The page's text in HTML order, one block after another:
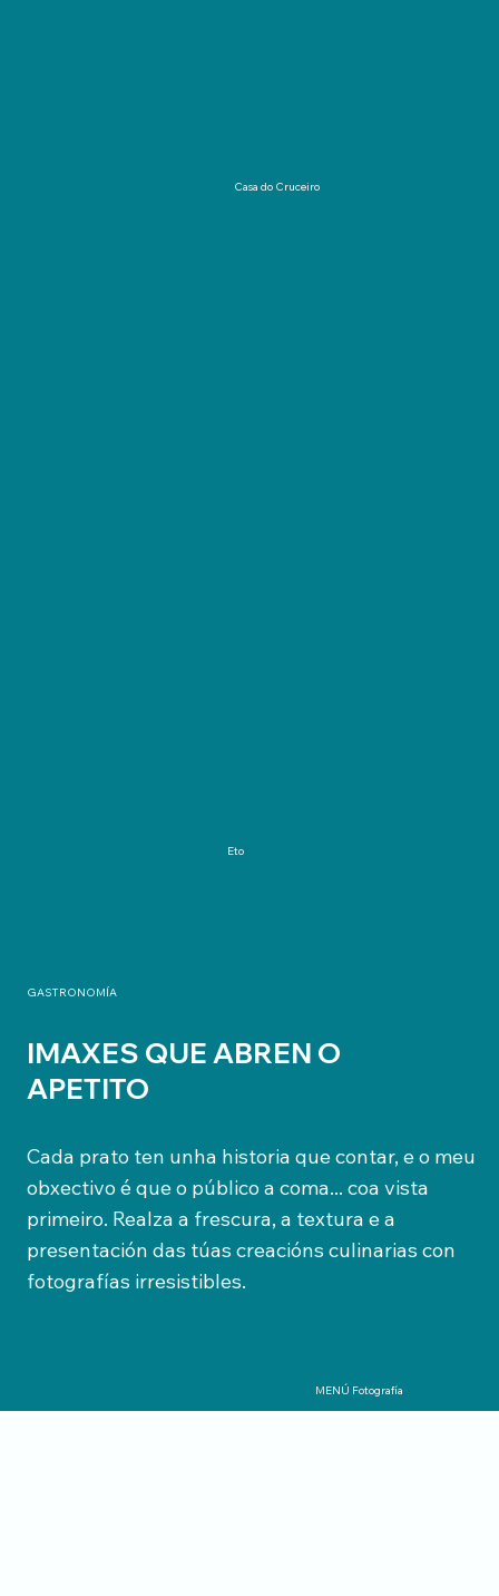
Casa do Cruceiro
Eto
GASTRONOMÍA
IMAXES QUE ABREN O
APETITO
Cada prato ten unha historia que contar, e o meu
obxectivo é que o público a coma... coa vista
primeiro. Realza a frescura, a textura e a
presentación das túas creacións culinarias con
fotografías irresistibles.
MENÚ Fotografía